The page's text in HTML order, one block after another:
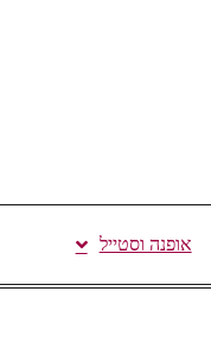
אופנה וסטייל